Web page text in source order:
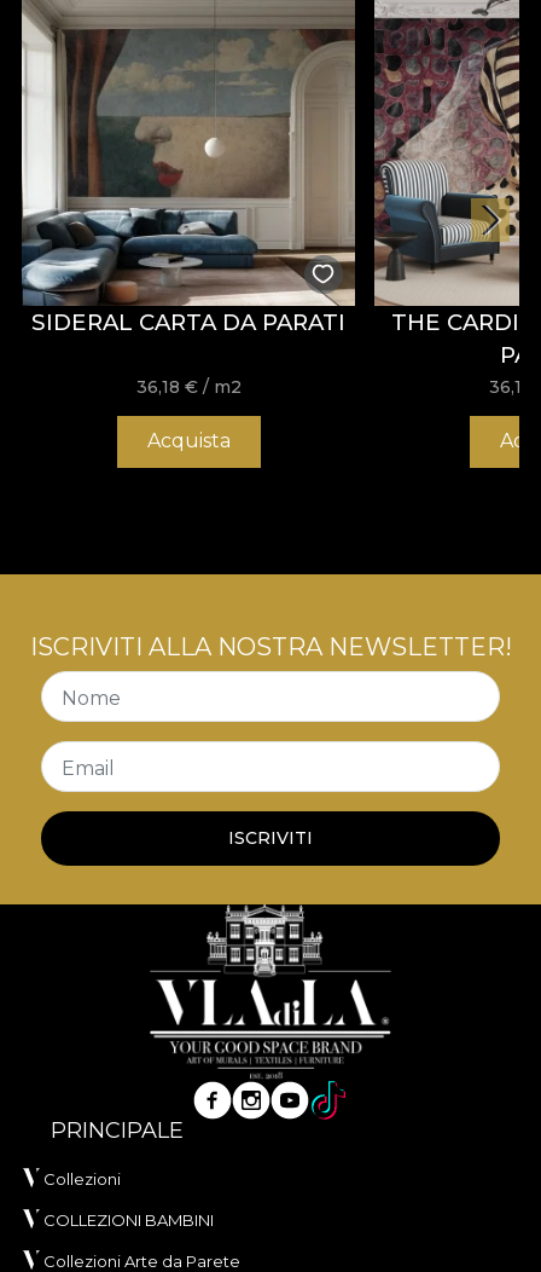
SIDERAL CARTA DA PARATI
36,18 € / m2
Acquista
THE
36,18
ISCRIVITI ALLA NOSTRA NEWSLETTER!
Nome
Email
ISCRIVITI
PRINCIPALE
Collezioni
COLLEZIONI BAMBINI
Collezioni Arte da Parete